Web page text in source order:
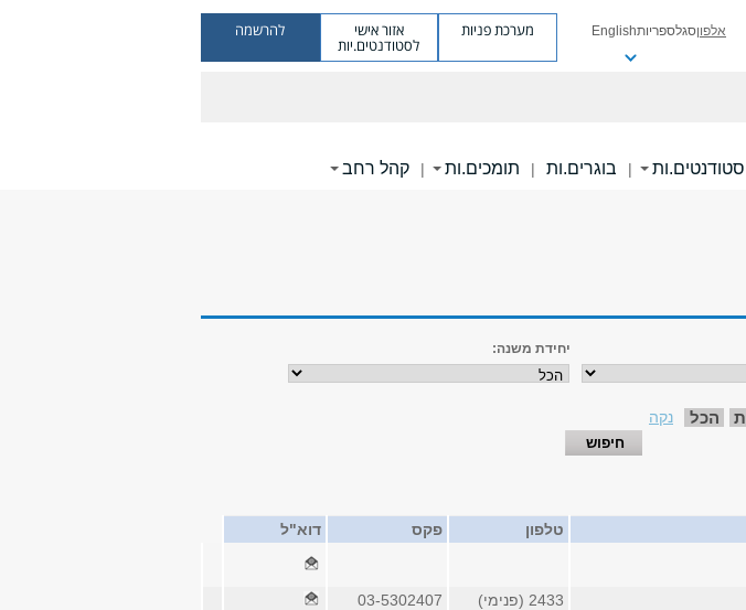
אלפוןסגלספריותEnglish מערכת פניות אזור אישי
לסטודנטים.יות
להרשמה
סטודנטים.ות | בוגרים.ות | תומכים.ות | קהל רחב
יחידת משנה:
ת הכל נקה
טלפון פקס
דוא"ל
2433 (פנימי)
03-5302407